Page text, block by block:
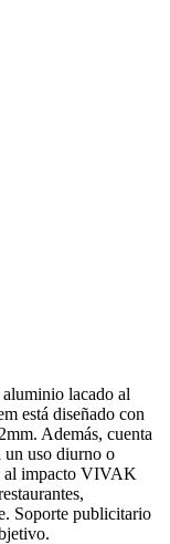
lacado al
está diseñado con
Además, cuenta
un uso diurno o
al impacto VIVAK
Soporte publicitario